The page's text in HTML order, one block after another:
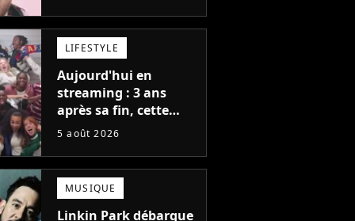
LIFESTYLE
Aujourd'hui en
streaming : 3 ans
après sa fin, cette
série aux 13 Emmy
une suite...
totalement différente
5 août 2026
MUSIQUE
Linkin Park débarque